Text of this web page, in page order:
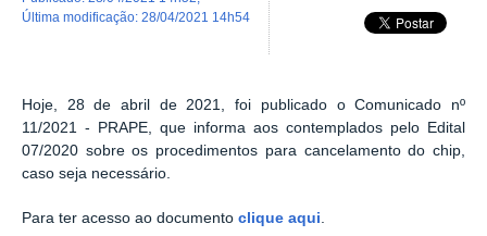
última modificação: 28/04/2021 14h54
Hoje, 28 de abril de 2021, foi publicado o Comunicado nº
11/2021 - PRAPE, que informa aos contemplados pelo Edital
07/2020 sobre os procedimentos para cancelamento do chip,
caso seja necessário.
Para ter acesso ao documento clique aqui.